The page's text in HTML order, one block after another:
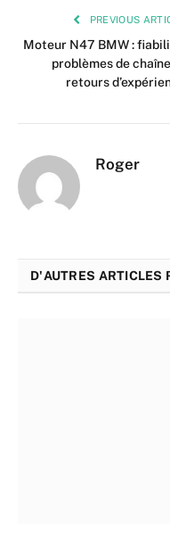
PREVIOUS
Moteur N47 BMW :
problèmes de
retours
Roger
D'AUTRES ARTICLES